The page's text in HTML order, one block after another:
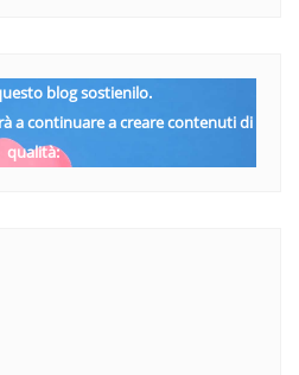
blog sostienilo.
a continuare a creare contenuti di
qualità: